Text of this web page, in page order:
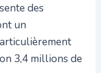
des
un
3,4 millions de